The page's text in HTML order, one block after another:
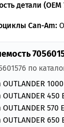
детали (OEM
Can-Am:
по
OUTLANDER
OUTLANDER 450
OUTLANDER 570
OUTLANDER 650